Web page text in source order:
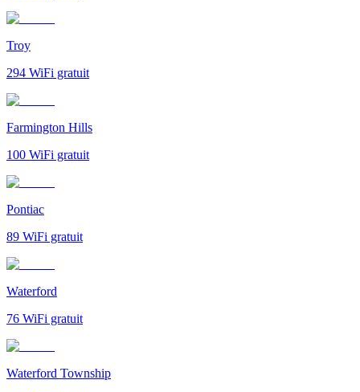
Troy
294 WiFi gratuit
Farmington Hills
100 WiFi gratuit
Pontiac
89 WiFi gratuit
Waterford
76 WiFi gratuit
Waterford Township